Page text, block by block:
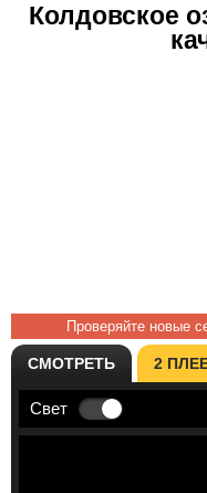
Колдовское
Проверяйте новые
СМОТРЕТЬ 2
Свет